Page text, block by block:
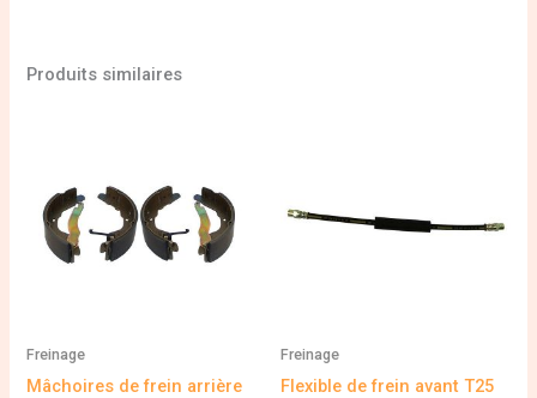
Produits similaires
Freinage
Mâchoires de frein arrière
Freinage
Flexible de frein avant T25